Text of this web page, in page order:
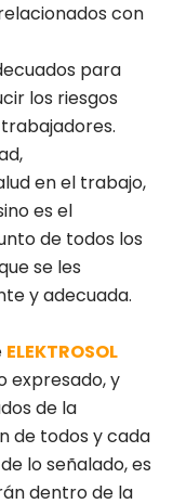
con
para
los riesgos
en el trabajo,
es el
de todos los
se les
y adecuada.
ELEKTROSOL
expresado, y
de la
de todos y cada
lo señalado, es
dentro de la